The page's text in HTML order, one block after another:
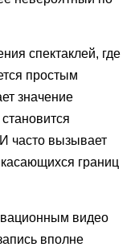
спектаклей, где
простым
значение
часто вызывает
границ
видео
вполне